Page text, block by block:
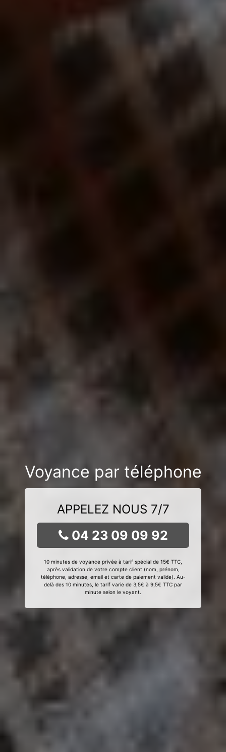
Voyance par téléphone
APPELEZ NOUS 7/7
04 23 09 09 92
10 minutes de voyance privée à tarif spécial de 15€ TTC,
après validation de votre compte client (nom, prénom,
téléphone, adresse, email et carte de paiement valide). Au-
delà des 10 minutes, le tarif varie de 3,5€ à 9,5€ TTC par
minute selon le voyant.